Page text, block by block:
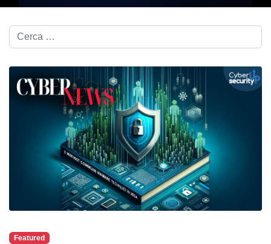
Cerca nel blog...
Featured